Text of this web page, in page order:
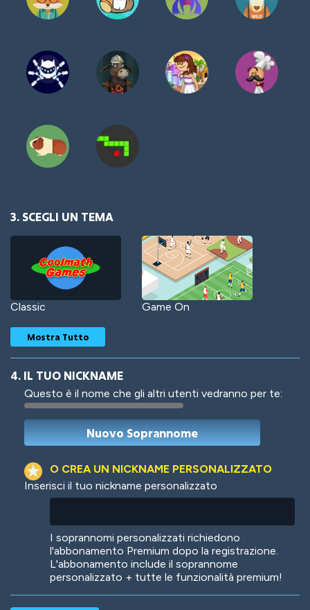
3. SCEGLI UN TEMA
Classic Game On
Woof Jungle Cats
Mostra Tutto
4. IL TUO NICKNAME
Questo è il nome che gli altri utenti vedranno per te:
O CREA UN NICKNAME PERSONALIZZATO
Inserisci il tuo nickname personalizzato
I soprannomi personalizzati richiedono
l'abbonamento Premium dopo la registrazione.
L'abbonamento include il soprannome
personalizzato + tutte le funzionalità premium!